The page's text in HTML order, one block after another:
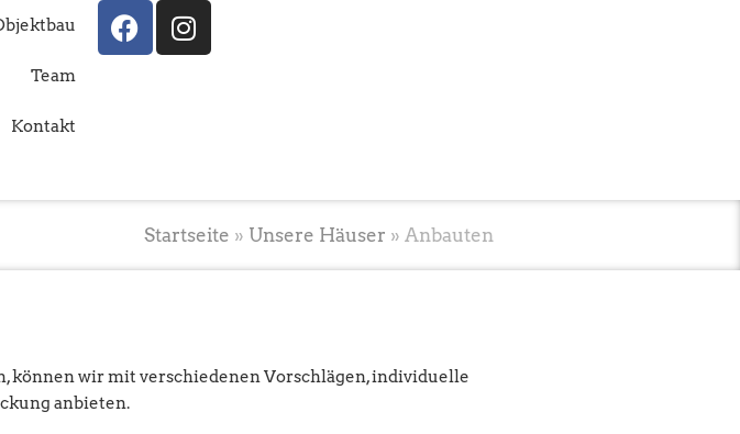
Team
Kontakt
F
a
k
I
n
a
m
Startseite » Unsere Häuser » Anbauten
können wir mit verschiedenen Vorschlägen, individuelle
anbieten.